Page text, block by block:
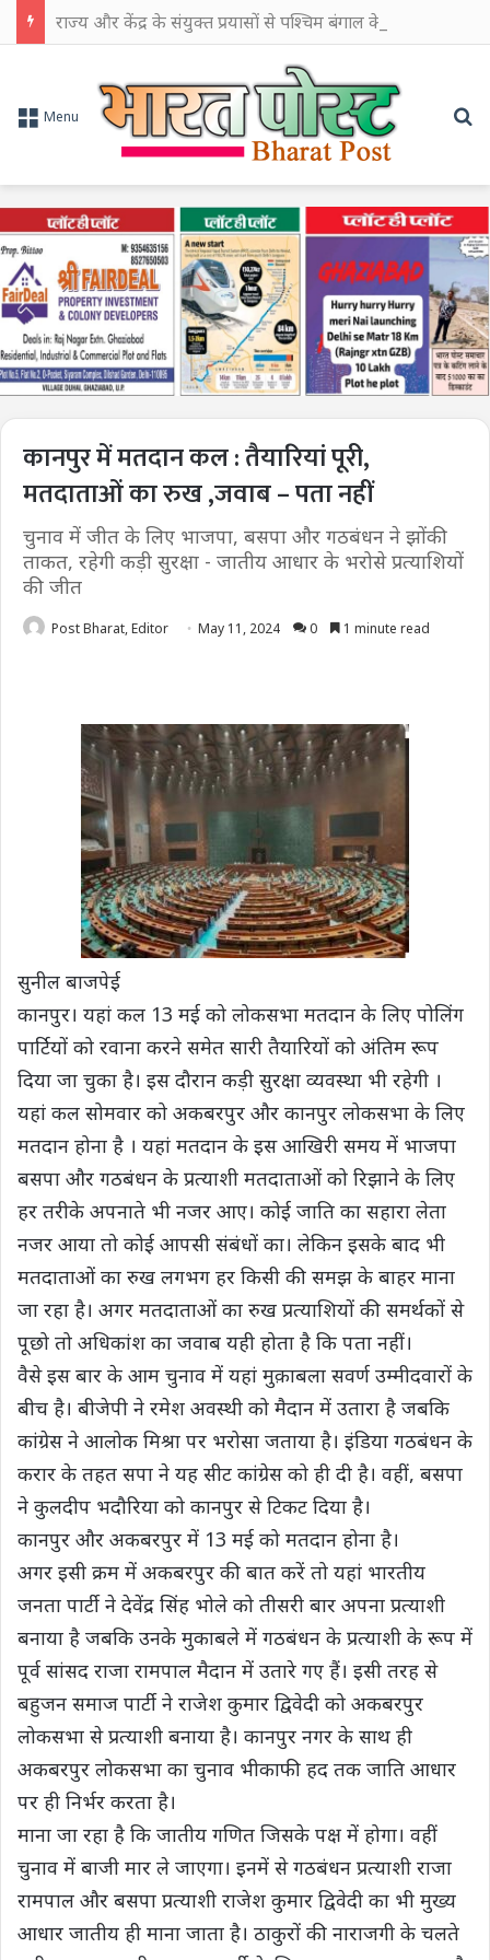
Menu
कानपुर में मतदान कल : तैयारियां पूरी,
मतदाताओं का रुख ,जवाब – पता नहीं
चुनाव में जीत के लिए भाजपा, बसपा और गठबंधन ने झोंकी
ताकत, रहेगी कड़ी सुरक्षा - जातीय आधार के भरोसे प्रत्याशियों
की जीत
Post Bharat, Editor May 11, 2024 0 1 minute read
सुनील बाजपेई
कानपुर। यहां कल 13 मई को लोकसभा मतदान के लिए पोलिंग
पार्टियों को रवाना करने समेत सारी तैयारियों को अंतिम रूप
दिया जा चुका है। इस दौरान कड़ी सुरक्षा व्यवस्था भी रहेगी ।
यहां कल सोमवार को अकबरपुर और कानपुर लोकसभा के लिए
मतदान होना है । यहां मतदान के इस आखिरी समय में भाजपा
बसपा और गठबंधन के प्रत्याशी मतदाताओं को रिझाने के लिए
हर तरीके अपनाते भी नजर आए। कोई जाति का सहारा लेता
नजर आया तो कोई आपसी संबंधों का। लेकिन इसके बाद भी
मतदाताओं का रुख लगभग हर किसी की समझ के बाहर माना
जा रहा है। अगर मतदाताओं का रुख प्रत्याशियों की समर्थकों से
पूछो तो अधिकांश का जवाब यही होता है कि पता नहीं।
वैसे इस बार के आम चुनाव में यहां मुक़ाबला सवर्ण उम्मीदवारों के
बीच है। बीजेपी ने रमेश अवस्थी को मैदान में उतारा है जबकि
कांग्रेस ने आलोक मिश्रा पर भरोसा जताया है। इंडिया गठबंधन के
करार के तहत सपा ने यह सीट कांग्रेस को ही दी है। वहीं, बसपा
ने कुलदीप भदौरिया को कानपुर से टिकट दिया है।
कानपुर और अकबरपुर में 13 मई को मतदान होना है।
अगर इसी क्रम में अकबरपुर की बात करें तो यहां भारतीय
जनता पार्टी ने देवेंद्र सिंह भोले को तीसरी बार अपना प्रत्याशी
बनाया है जबकि उनके मुकाबले में गठबंधन के प्रत्याशी के रूप में
पूर्व सांसद राजा रामपाल मैदान में उतारे गए हैं। इसी तरह से
बहुजन समाज पार्टी ने राजेश कुमार द्विवेदी को अकबरपुर
लोकसभा से प्रत्याशी बनाया है। कानपुर नगर के साथ ही
अकबरपुर लोकसभा का चुनाव भीकाफी हद तक जाति आधार
पर ही निर्भर करता है।
माना जा रहा है कि जातीय गणित जिसके पक्ष में होगा। वहीं
चुनाव में बाजी मार ले जाएगा। इनमें से गठबंधन प्रत्याशी राजा
रामपाल और बसपा प्रत्याशी राजेश कुमार द्विवेदी का भी मुख्य
आधार जातीय ही माना जाता है। ठाकुरों की नाराजगी के चलते